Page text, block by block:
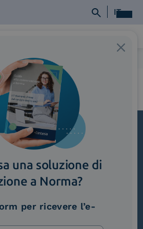
IT
newsletter
ed eventi dal mondo della
una soluzione di
a Norma?
per ricevere l’e-